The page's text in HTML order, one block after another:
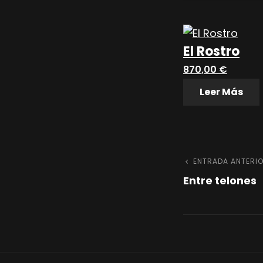
El Rostro
870,00 €
Leer Más
Entrada
anterior
ENTRADA
Entre telones